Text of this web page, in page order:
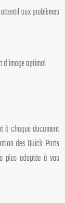
aux problèmes
optimal
à chaque document
des Quick Parts
plus adaptée à vos